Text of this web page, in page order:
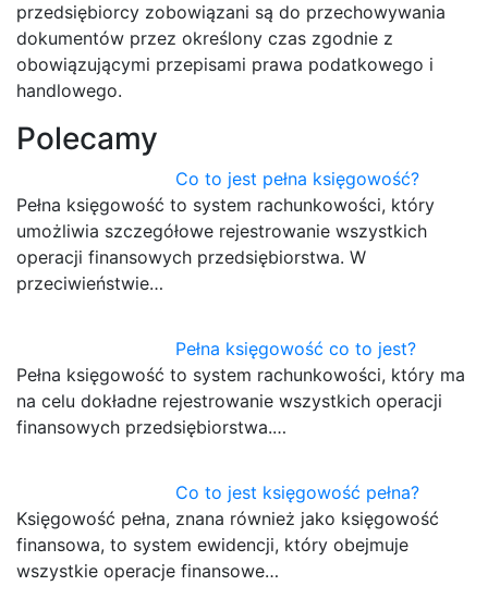
przedsiębiorcy zobowiązani są do przechowywania
dokumentów przez określony czas zgodnie z
obowiązującymi przepisami prawa podatkowego i
handlowego.
Polecamy
Co to jest pełna księgowość?
Pełna księgowość to system rachunkowości, który
umożliwia szczegółowe rejestrowanie wszystkich
operacji finansowych przedsiębiorstwa. W
przeciwieństwie…
Pełna księgowość co to jest?
Pełna księgowość to system rachunkowości, który ma
na celu dokładne rejestrowanie wszystkich operacji
finansowych przedsiębiorstwa.…
Co to jest księgowość pełna?
Księgowość pełna, znana również jako księgowość
finansowa, to system ewidencji, który obejmuje
wszystkie operacje finansowe…